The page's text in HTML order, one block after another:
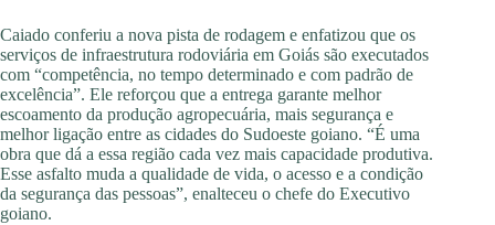
Caiado conferiu a nova pista de rodagem e enfatizou que os
serviços de infraestrutura rodoviária em Goiás são executados
com “competência, no tempo determinado e com padrão de
excelência”. Ele reforçou que a entrega garante melhor
escoamento da produção agropecuária, mais segurança e
melhor ligação entre as cidades do Sudoeste goiano. “É uma
obra que dá a essa região cada vez mais capacidade produtiva.
Esse asfalto muda a qualidade de vida, o acesso e a condição
da segurança das pessoas”, enalteceu o chefe do Executivo
goiano.